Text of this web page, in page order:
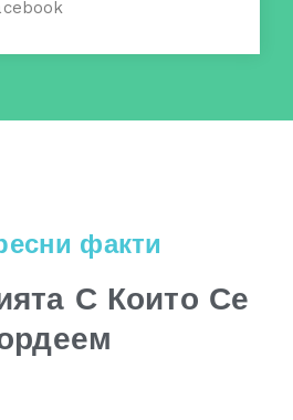
факти
С Които Се